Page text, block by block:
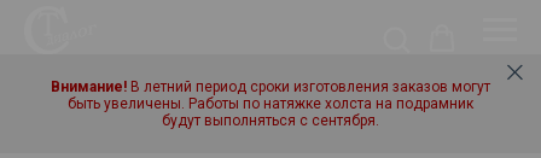
Внимание! В летний период сроки изготовления заказов могут
быть увеличены. Работы по натяжке холста на подрамник
будут выполняться с сентября.